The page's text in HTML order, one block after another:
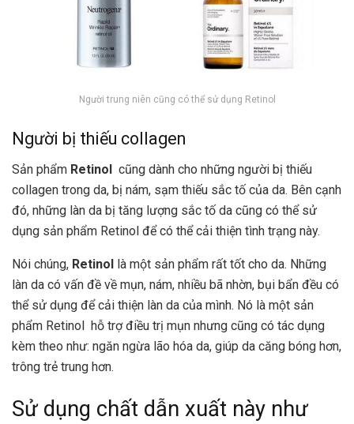
Người trung niên cũng có thể sử dụng Retinol
Người bị thiếu collagen
Sản phẩm Retinol cũng dành cho những người bị thiếu
collagen trong da, bị nám, sạm thiếu sắc tố của da. Bên cạnh
đó, những làn da bị tăng lượng sắc tố da cũng có thể sử
dụng sản phẩm Retinol để có thể cải thiện tình trạng này.
Nói chúng, Retinol là một sản phẩm rất tốt cho da. Những
làn da có vấn đề về mụn, nám, nhiều bã nhờn, bụi bẩn đều có
thể sử dụng để cải thiện làn da của mình. Nó là một sản
phẩm Retinol hỗ trợ điều trị mụn nhưng cũng có tác dụng
kèm theo như: ngăn ngừa lão hóa da, giúp da căng bóng hơn,
trông trẻ trung hơn.
Sử dụng chất dẫn xuất này như